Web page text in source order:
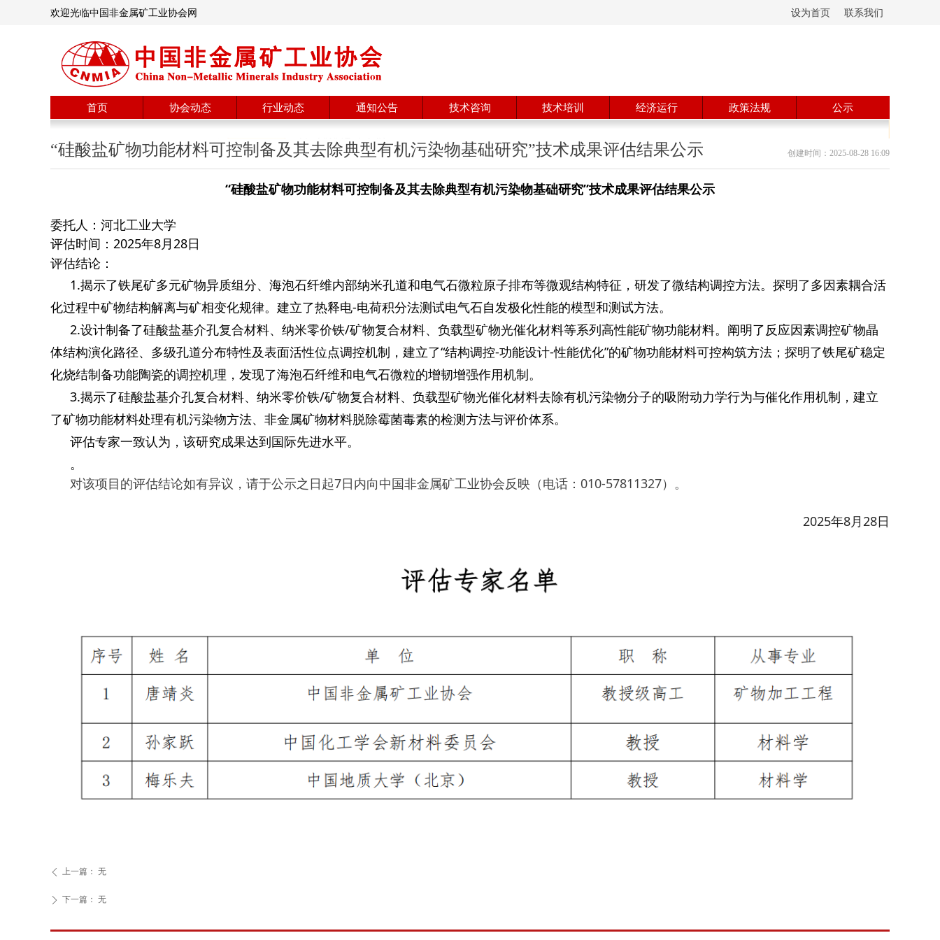
联系我们
设为首页
欢迎光临中国非金属矿工业协会网
首页 协会动态 行业动态 通知公告 技术咨询 技术培训 经济运行 政策法规 公示
ꄲ 下一篇： 无
ꄴ 上一篇： 无
“硅酸盐矿物功能材料可控制备及其去除典型有机污染物基础研究”技术成果评估结果公示
委托人： 河北工业大学
评估时间：2025年8月28日
评估结论：
1.揭示了铁尾矿多元矿物异质组分、海泡石纤维内部纳米孔道和电气石微粒原子排布等微观结构特征，研发了微结构调控方法。探明了多因素耦合活
化过程中矿物结构解离与矿相变化规律。建立了热释电-电荷积分法测试电气石自发极化性能的模型和测试方法。
2.设计制备了硅酸盐基介孔复合材料、纳米零价铁/矿物复合材料、负载型矿物光催化材料等系列高性能矿物功能材料。阐明了反应因素调控矿物晶
体结构演化路径、多级孔道分布特性及表面活性位点调控机制，建立了“结构调控-功能设计-性能优化”的矿物功能材料可控构筑方法；探明了铁尾矿稳定
化烧结制备功能陶瓷的调控机理，发现了海泡石纤维和电气石微粒的增韧增强作用机制。
3.揭示了硅酸盐基介孔复合材料、纳米零价铁/矿物复合材料、负载型矿物光催化材料去除有机污染物分子的吸附动力学行为与催化作用机制，建立
了矿物功能材料处理有机污染物方法、非金属矿物材料脱除霉菌毒素的检测方法与评价体系。
评估专家一致认为，该研究成果达到国际先进水平。
。
对该项目的评估结论如有异议，请于公示之日起7日内向中国非金属矿工业协会反映（电话：010-57811327）。
2025年8月28日
创建时间： 2025-08-28 16:09
“硅酸盐矿物功能材料可控制备及其去除典型有机污染物基础研究”技术成果评估结果公示